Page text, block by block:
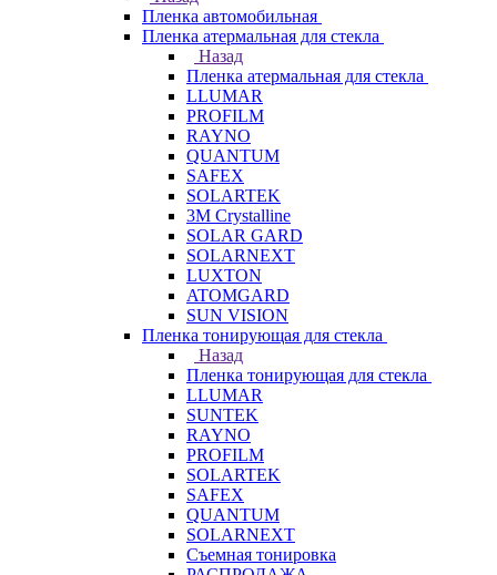
Пленка автомобильная
Пленка атермальная для стекла
Назад
Пленка атермальная для стекла
LLUMAR
PROFILM
RAYNO
QUANTUM
SAFEX
SOLARTEK
3M Crystalline
SOLAR GARD
SOLARNEXT
LUXTON
ATOMGARD
SUN VISION
Пленка тонирующая для стекла
Назад
Пленка тонирующая для стекла
LLUMAR
SUNTEK
RAYNO
PROFILM
SOLARTEK
SAFEX
QUANTUM
SOLARNEXT
Съемная тонировка